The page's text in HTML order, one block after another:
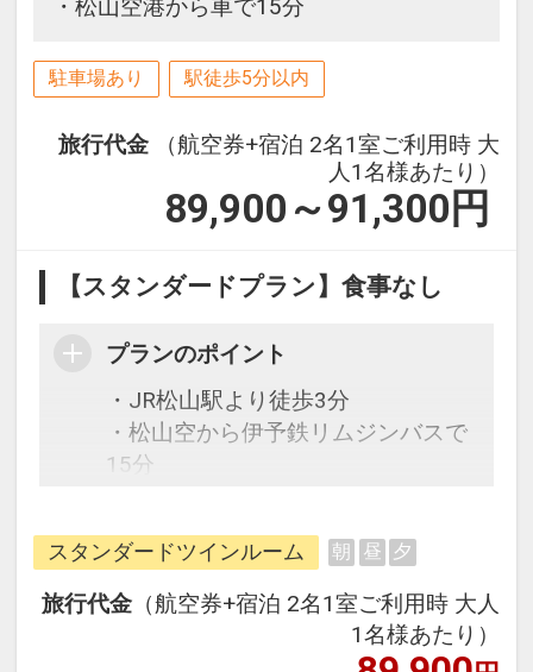
・松山空港から車で15分
駐車場あり 駅徒歩5分以内
旅行代金
（航空券+宿泊 2名1室ご利用時 大
人1名様あたり）
89,900～91,300 円
【スタンダードプラン】食事なし
プランのポイント
・JR松山駅より徒歩3分
・松山空から伊予鉄リムジンバスで
15分
ムまで、JRで一駅（5分）チェック
イン後のコンサート、野球観戦へ最
適
・松山コミュニティセンターまで徒
スタンダードツインルーム 朝 昼 夕
旅行代金 （航空券+宿泊 2名1室ご利用時 大人
1名様あたり）